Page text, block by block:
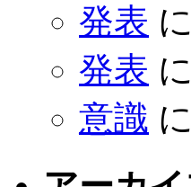
発表 に
発表 に
意識 に